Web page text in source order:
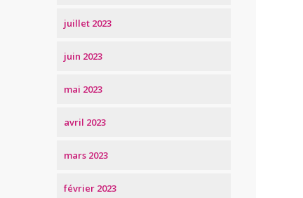
juillet 2023
juin 2023
mai 2023
avril 2023
mars 2023
février 2023